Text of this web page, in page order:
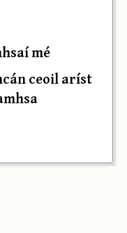
mé
ceoil aríst